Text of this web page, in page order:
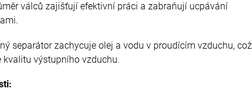
válců zajišťují efektivní práci a zabraňují ucpávání
separátor zachycuje olej a vodu v proudícím vzduchu, což
kvalitu výstupního vzduchu.